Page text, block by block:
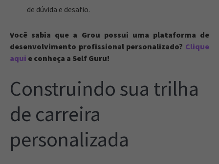
de dúvida e desafio.
Você sabia que a Grou possui uma plataforma de
desenvolvimento profissional personalizado? Clique
aqui e conheça a Self Guru!
Construindo sua trilha
de carreira
personalizada